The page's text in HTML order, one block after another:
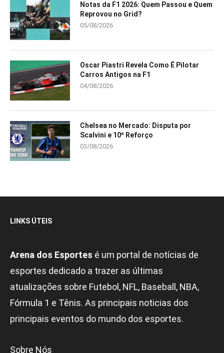
Notas da F1 2026: Quem Passou e Quem
Reprovou no Grid?
05/08/2026
Oscar Piastri Revela Como É Pilotar
Carros Antigos na F1
04/08/2026
Chelsea no Mercado: Disputa por
Scalvini e 10º Reforço
03/08/2026
LINKS ÚTEIS
Arena dos Esportes é um portal de notícias de
esportes dedicado a trazer as últimas
atualizações sobre Futebol, NFL, Baseball, NBA,
Fórmula 1 e Tênis. As principais noticias dos
principais eventos do mundo dos esportes.
Sobre Nós